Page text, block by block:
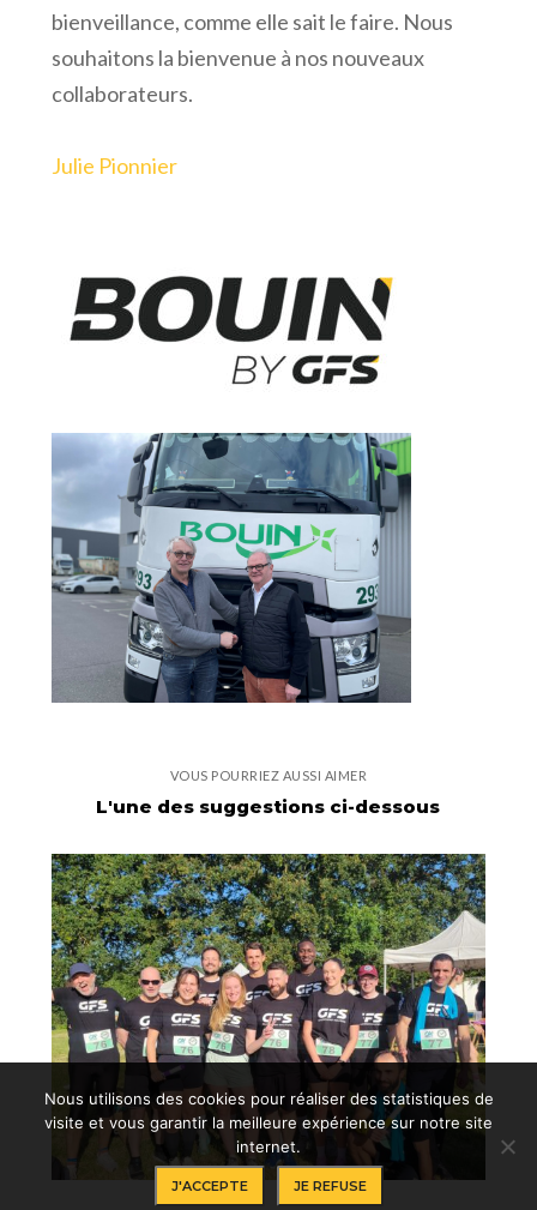
bienveillance, comme elle sait le faire. Nous
souhaitons la bienvenue à nos nouveaux
collaborateurs.
Julie Pionnier
VOUS POURRIEZ AUSSI AIMER
L'une des suggestions ci-dessous
Nous utilisons des cookies pour réaliser des statistiques de
visite et vous garantir la meilleure expérience sur notre site
internet.
J'ACCEPTE JE REFUSE